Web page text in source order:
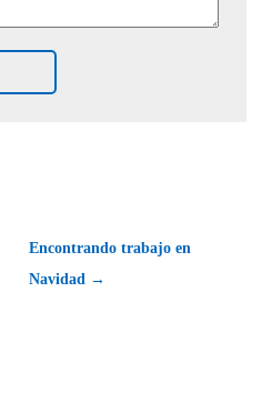
Encontrando trabajo en
Navidad →